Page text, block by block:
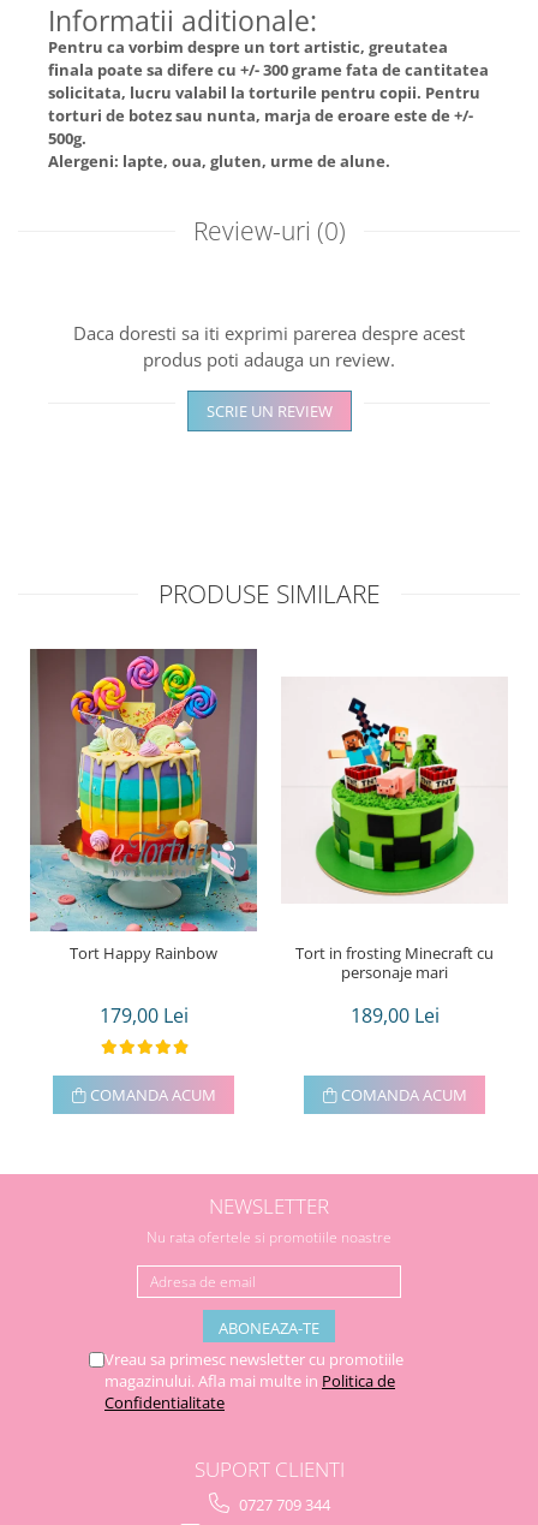
Informatii aditionale:
Pentru ca vorbim despre un tort artistic, greutatea
finala poate sa difere cu +/- 300 grame fata de cantitatea
solicitata, lucru valabil la torturile pentru copii. Pentru
torturi de botez sau nunta, marja de eroare este de +/-
500g.
Alergeni: lapte, oua, gluten, urme de alune.
Review-uri (0)
Daca doresti sa iti exprimi parerea despre acest
produs poti adauga un review.
SCRIE UN REVIEW
PRODUSE SIMILARE
Tort Happy Rainbow
179,00 Lei
COMANDA ACUM
Tort in frosting Minecraft cu
personaje mari
189,00 Lei
COMANDA ACUM
NEWSLETTER
Nu rata ofertele si promotiile noastre
Vreau sa primesc newsletter cu promotiile
magazinului. Afla mai multe in Politica de
Confidentialitate
SUPORT CLIENTI
0727 709 344